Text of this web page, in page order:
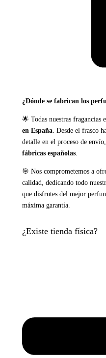
¿Dónde se fabrican los
🌟 Todas nuestras fragancias
en España. Desde el frasco
detalle en el proceso de
fábricas españolas.
🎯 Nos comprometemos a
calidad, dedicando todo
que disfrutes del mejor
máxima garantía.
¿Existe tienda física?